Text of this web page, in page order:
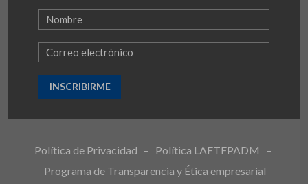
INSCRIBIRME
Política de Privacidad – Política LAFTFPADM
–
Programa de Transparencia y Ética empresarial